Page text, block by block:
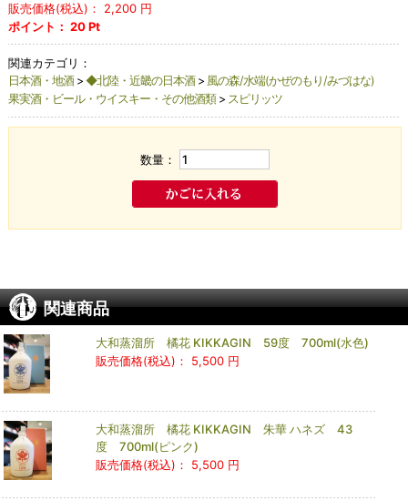
販売価格(税込)：
2,200円
ポイント： 20Pt
関連カテゴリ：
日本酒・地酒> ◆北陸・近畿の日本酒> 風の森/水端(かぜのもり/みづはな)
果実酒・ビール・ウイスキー・その他酒類> スピリッツ
数量：
関連商品
大和蒸溜所 橘花 KIKKAGIN 59度 700ml(水色)
販売価格(税込)：
5,500 円
大和蒸溜所 橘花 KIKKAGIN 朱華 ハネズ 43
度 700ml(ピンク)
販売価格(税込)：
5,500 円